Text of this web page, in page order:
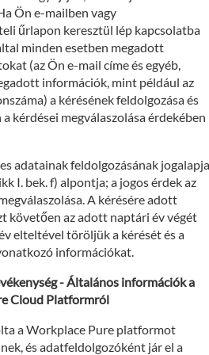
Ön e-mailben vagy
űrlapon keresztül lép kapcsolatba
minden esetben megadott
(az Ön e-mail címe és egyéb,
információk, mint például az
a kérésének feldolgozása és
a kérdései megválaszolása érdekében
adatainak feldolgozásának jogalapja
I. bek. f) alpontja; a jogos érdek az
A kérésére adott
követően az adott naptári év végét
elteltével töröljük a kérését és a
információkat.
- Általános információk a
Cloud Platformról
a Workplace Pure platformot
és adatfeldolgozóként jár el a